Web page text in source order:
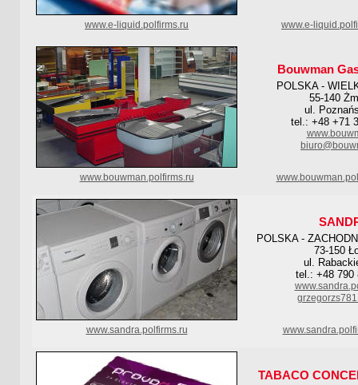
www.e-liquid.polfirms.ru www.e-
Bouwman
POLSKA -
55-140
ul.
tel.: +48 +71
www.bouwman.polfirms.ru
POLSKA -
73-150
ul.
tel.: +48 790
www.sandra.polfirms.ru
TABACO